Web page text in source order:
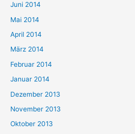
Juni 2014
Mai 2014
April 2014
März 2014
Februar 2014
Januar 2014
Dezember 2013
November 2013
Oktober 2013